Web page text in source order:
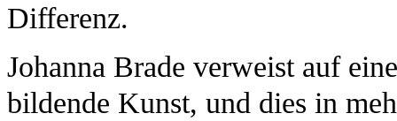
Differenz.
Johanna Brade verweist auf
bildende Kunst, und dies in